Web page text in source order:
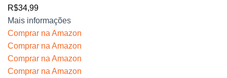
R$34,99
Mais informações
Comprar na Amazon
Comprar na Amazon
Comprar na Amazon
Comprar na Amazon